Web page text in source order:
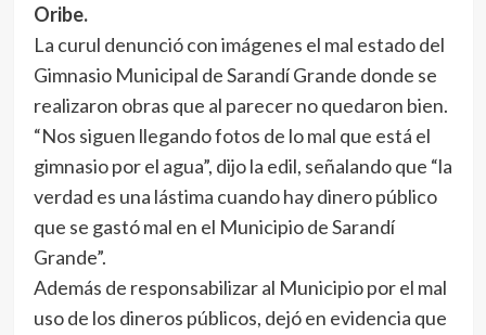
Oribe.
La curul denunció con imágenes el mal estado del
Gimnasio Municipal de Sarandí Grande donde se
realizaron obras que al parecer no quedaron bien.
“Nos siguen llegando fotos de lo mal que está el
gimnasio por el agua”, dijo la edil, señalando que “la
verdad es una lástima cuando hay dinero público
que se gastó mal en el Municipio de Sarandí
Grande”.
Además de responsabilizar al Municipio por el mal
uso de los dineros públicos, dejó en evidencia que